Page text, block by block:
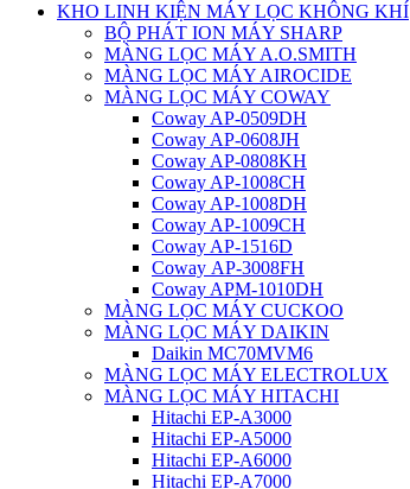
KHO LINH KIỆN MÁY LỌC KHÔNG KHÍ
BỘ PHÁT ION MÁY SHARP
MÀNG LỌC MÁY A.O.SMITH
MÀNG LỌC MÁY AIROCIDE
MÀNG LỌC MÁY COWAY
Coway AP-0509DH
Coway AP-0608JH
Coway AP-0808KH
Coway AP-1008CH
Coway AP-1008DH
Coway AP-1009CH
Coway AP-1516D
Coway AP-3008FH
Coway APM-1010DH
MÀNG LỌC MÁY CUCKOO
MÀNG LỌC MÁY DAIKIN
Daikin MC70MVM6
MÀNG LỌC MÁY ELECTROLUX
MÀNG LỌC MÁY HITACHI
Hitachi EP-A3000
Hitachi EP-A5000
Hitachi EP-A6000
Hitachi EP-A7000